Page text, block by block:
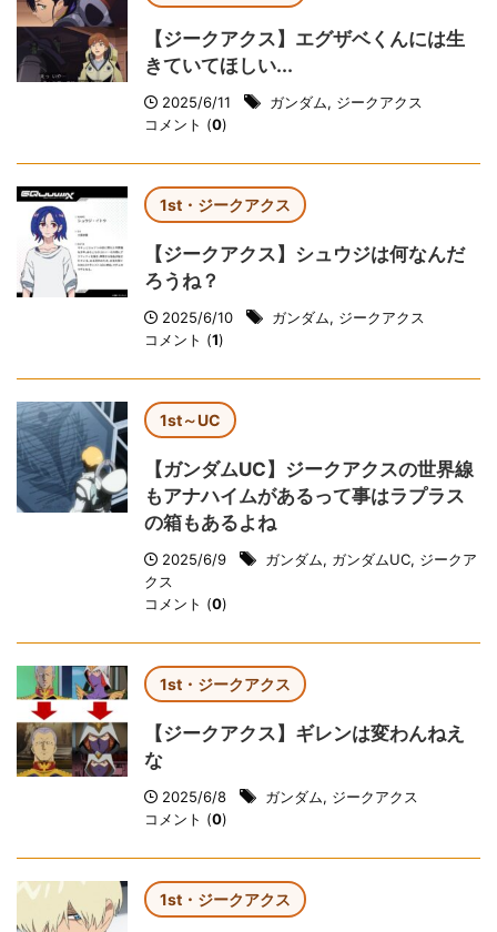
【ジークアクス】エグザベくんには生
きていてほしい...
2025/6/11 ガンダム, ジークアクス
コメント (0)
1st・ジークアクス
【ジークアクス】シュウジは何なんだ
ろうね？
2025/6/10 ガンダム, ジークアクス
コメント (1)
1st～UC
【ガンダムUC】ジークアクスの世界線
もアナハイムがあるって事はラプラス
の箱もあるよね
2025/6/9 ガンダム, ガンダムUC, ジークア
クス
コメント (0)
1st・ジークアクス
【ジークアクス】ギレンは変わんねえ
な
2025/6/8 ガンダム, ジークアクス
コメント (0)
1st・ジークアクス